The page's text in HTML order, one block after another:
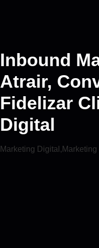
Inbound
Atrair,
Fidelizar
Digital
Marketing Digital ,